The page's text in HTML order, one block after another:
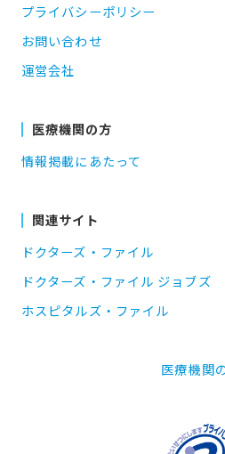
プライバシーポリシー
お問い合わせ
運営会社
医療機関の方
情報掲載にあたって
関連サイト
ドクターズ・ファイル
ドクターズ・ファイル ジョブズ
ホスピタルズ・ファイル
医療機関